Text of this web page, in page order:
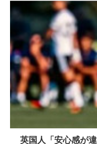
英国人「安心感が